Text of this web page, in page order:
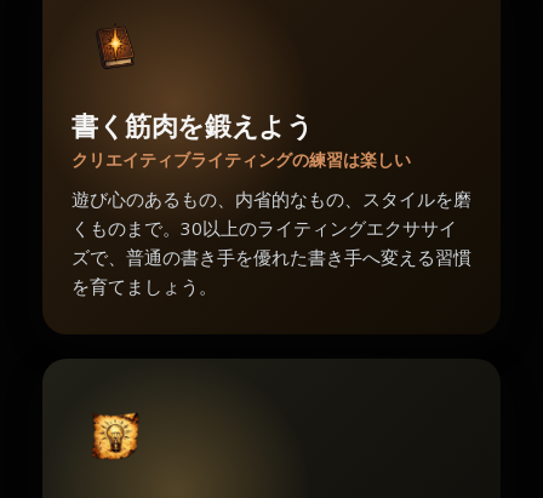
書く筋肉を鍛えよう
クリエイティブライティングの練習は楽しい
遊び心のあるもの、内省的なもの、スタイルを磨
くものまで。30以上のライティングエクササイ
ズで、普通の書き手を優れた書き手へ変える習慣
を育てましょう。